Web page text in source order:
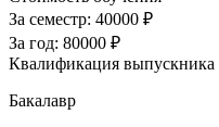
За семестр: 40000 ₽
За год: 80000 ₽
Квалификация выпускника
Бакалавр